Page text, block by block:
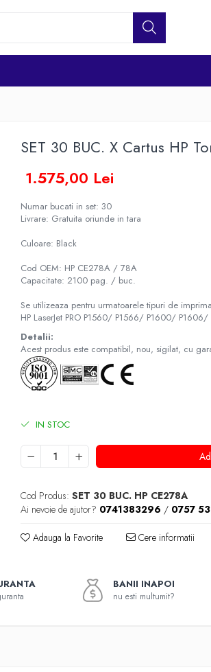
SET 30 BUC. X Cartus HP
1.575,00 Lei
Numar bucati in set: 30
Livrare: Gratuita oriunde in tara
Culoare: Black
Cod OEM: HP CE278A / 78A
Capacitate: 2100 pag. / buc.
Se utilizeaza pentru urmatoarele tipuri de
HP LaserJet PRO P1560/ P1566/ P1600/
Detalii:
Acest produs este compatibil, nou, sigilat, cu
IN STOC
Cod Produs: SET 30 BUC. HP CE278A
Ai nevoie de ajutor? 0741383296 / 0757
Adauga la Favorite Cere informatii
BANII INAPOI
nu esti multumit?